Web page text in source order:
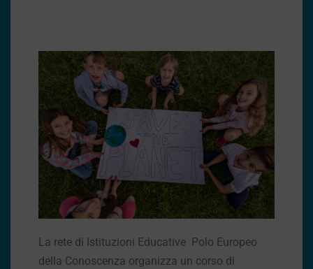
La rete di Istituzioni Educative Polo Europeo
della Conoscenza organizza un corso di